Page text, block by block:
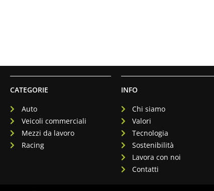
CATEGORIE
Auto
Veicoli commerciali
Mezzi da lavoro
Racing
INFO
Chi siamo
Valori
Tecnologia
Sostenibilità
Lavora con noi
Contatti